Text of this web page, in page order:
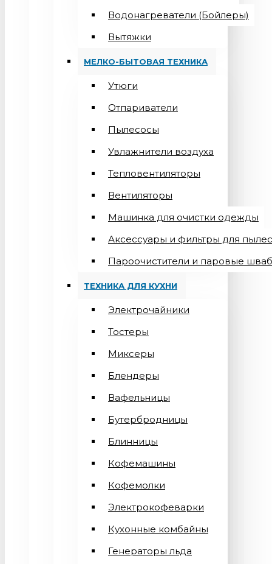
Водонагреватели (Бойлеры)
Вытяжки
МЕЛКО-БЫТОВАЯ ТЕХНИКА
Утюги
Отпариватели
Пылесосы
Увлажнители воздуха
Тепловентиляторы
Вентиляторы
Машинка для очистки одежды
Аксессуары и фильтры для
Пароочистители и паровые
ТЕХНИКА ДЛЯ КУХНИ
Электрочайники
Тостеры
Миксеры
Блендеры
Вафельницы
Бутербродницы
Блинницы
Кофемашины
Кофемолки
Электрокофеварки
Кухонные комбайны
Генераторы льда